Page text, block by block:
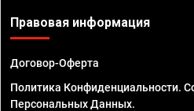
Правовая информация
Договор-Оферта
Политика Конфиденциальности.
Персональных Данных.